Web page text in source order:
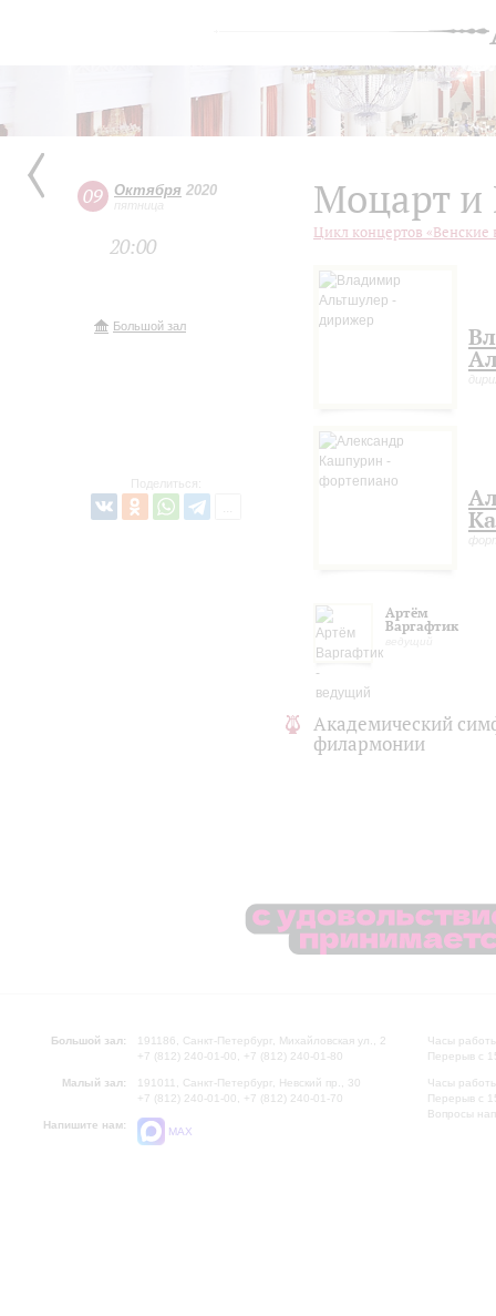
09 Октября 2020
пятница
20:00
Большой зал
Поделиться:
Моцарт и
Цикл концертов
Артём
Варгафтик
Академический
филармонии
Большой зал:
191186, Санкт-Петербург, Михайловская ул., 2
+7 (812) 240-01-00, +7 (812) 240-01-80
Малый зал:
191011, Санкт-Петербург, Невский пр., 30
+7 (812) 240-01-00, +7 (812) 240-01-70
Напишите нам:
MAX
Часы
Перерыв с
Часы
Перерыв с
Вопросы